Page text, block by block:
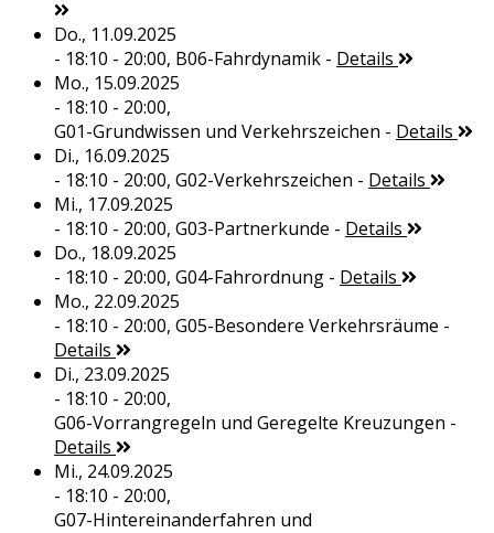
Do., 11.09.2025
- 18:10 - 20:00, B06-Fahrdynamik- Details
Mo., 15.09.2025
- 18:10 - 20:00,
G01-Grundwissen und Verkehrszeichen - Details
Di., 16.09.2025
- 18:10 - 20:00, G02-Verkehrszeichen - Details
Mi., 17.09.2025
- 18:10 - 20:00, G03-Partnerkunde - Details
Do., 18.09.2025
- 18:10 - 20:00, G04-Fahrordnung- Details
Mo., 22.09.2025
- 18:10 - 20:00, G05-Besondere Verkehrsräume -
Details
Di., 23.09.2025
- 18:10 - 20:00,
G06-Vorrangregeln und Geregelte Kreuzungen -
Details
Mi., 24.09.2025
- 18:10 - 20:00,
G07-Hintereinanderfahren und